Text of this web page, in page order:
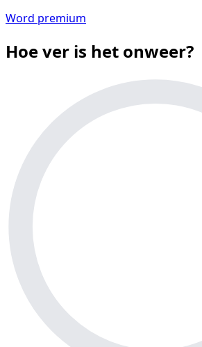
Word premium
Hoe ver is het onweer?